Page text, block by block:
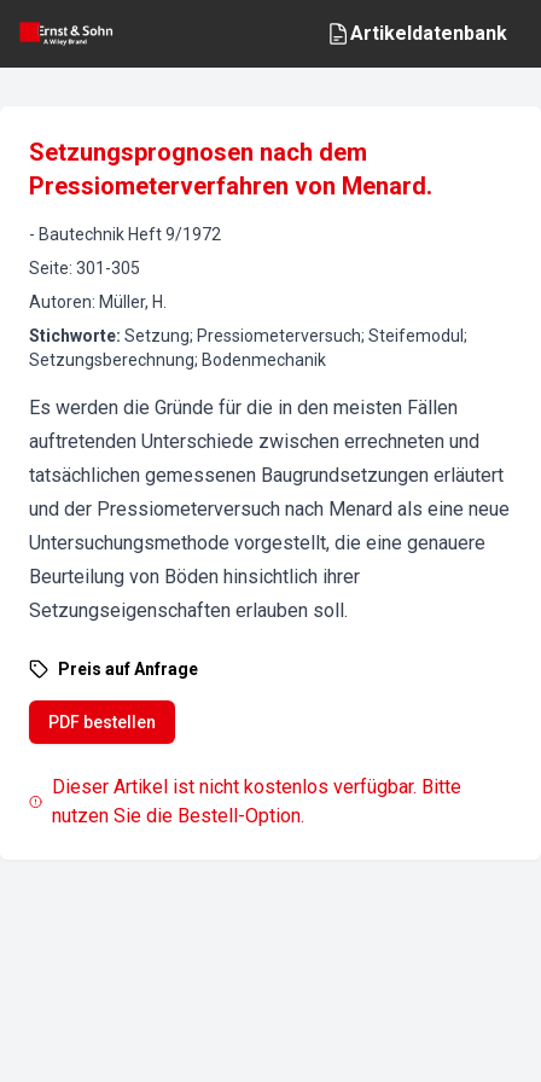
Artikeldatenbank
Setzungsprognosen nach dem
Pressiometerverfahren von Menard.
- Bautechnik Heft9/1972
Seite: 301-305
Autoren: Müller, H.
Stichworte: Setzung; Pressiometerversuch; Steifemodul;
Setzungsberechnung; Bodenmechanik
Es werden die Gründe für die in den meisten Fällen
auftretenden Unterschiede zwischen errechneten und
tatsächlichen gemessenen Baugrundsetzungen erläutert
und der Pressiometerversuch nach Menard als eine neue
Untersuchungsmethode vorgestellt, die eine genauere
Beurteilung von Böden hinsichtlich ihrer
Setzungseigenschaften erlauben soll.
Preis auf Anfrage
PDF bestellen
Dieser Artikel ist nicht kostenlos verfügbar. Bitte
nutzen Sie die Bestell-Option.